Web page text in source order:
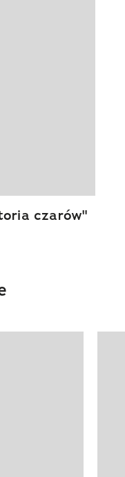
czarów"